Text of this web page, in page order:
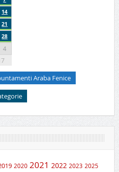
14
21
28
4
Araba Fenice
2020 2021 2022 2023 2025